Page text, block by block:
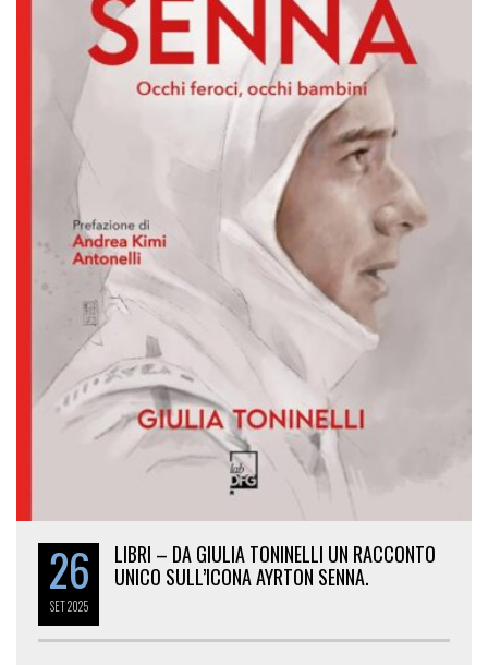
26
SET2025
LIBRI – DA GIULIA TONINELLI UN RACCONTO
UNICO SULL’ICONA AYRTON SENNA.